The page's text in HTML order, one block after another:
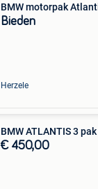
BMW motorpak
Bieden
Herzele
BMW ATLANTIS 3
€ 450,00